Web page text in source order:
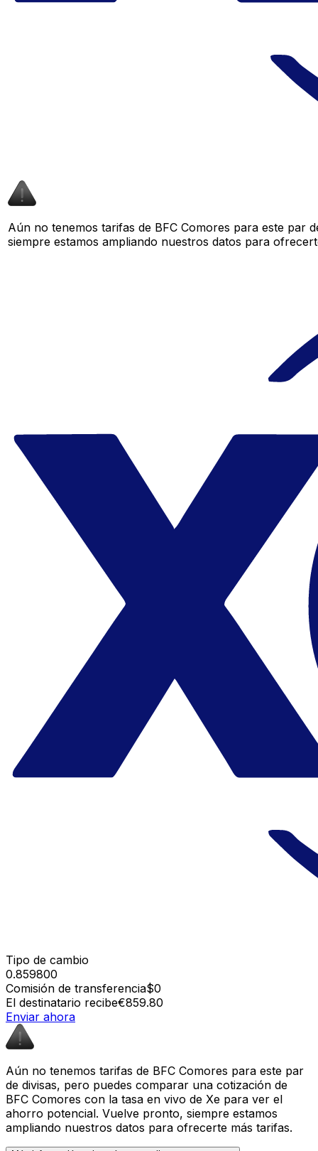
Aún no tenemos tarifas de BFC Comores para este par
siempre estamos ampliando nuestros datos para
Tipo de cambio
0.859800
Comisión de transferencia$0
El destinatario recibe€859.80
Enviar ahora
Aún no tenemos tarifas de BFC Comores para este par
de divisas, pero puedes comparar una cotización de
BFC Comores con la tasa en vivo de Xe para ver el
ahorro potencial. Vuelve pronto, siempre estamos
ampliando nuestros datos para ofrecerte más tarifas.